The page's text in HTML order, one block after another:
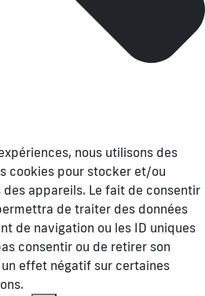
nous utilisons des
cookies pour stocker et/ou
appareils. Le fait de consentir
de traiter des données
de navigation ou les ID uniques
consentir ou de retirer son
effet négatif sur certaines